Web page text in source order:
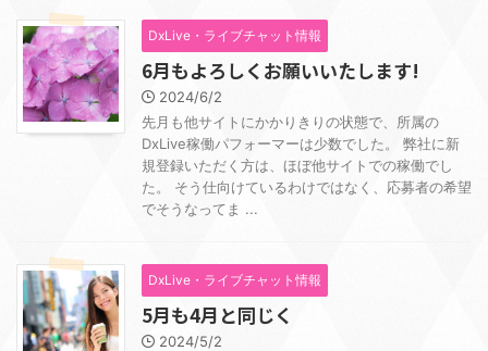
DxLive・ライブチャット情報
6月もよろしくお願いいたします!
2024/6/2
先月も他サイトにかかりきりの状態で、所属の
DxLive稼働パフォーマーは少数でした。 弊社に新
規登録いただく方は、ほぼ他サイトでの稼働でし
た。 そう仕向けているわけではなく、応募者の希望
でそうなってま ...
DxLive・ライブチャット情報
5月も4月と同じく
2024/5/2